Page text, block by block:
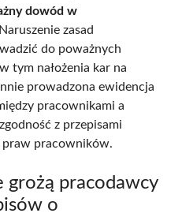
dowód w
zasad
do poważnych
tym nałożenia kar na
prowadzona ewidencja
pracownikami a
z przepisami
pracowników.
grożą pracodawcy
o